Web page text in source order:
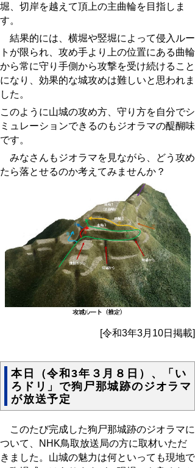
堀、切岸を越えて頂上の主曲輪を目指しま
す。
結果的には、横堀や竪堀によって侵入ルー
トが限られ、攻め手より上の位置にある曲輪
から常に守り手側から攻撃を受け続けること
になり、効果的な城攻めは難しいと思われま
した。
このように山城の攻め方、守り方を自分でシ
ミュレーションできるのもジオラマの醍醐味
です。
みなさんもジオラマを見ながら、どう攻め
たら落とせるのか考えてみませんか？
[令和3年3月10日掲載]
本日（令和3年３月８日）、「い
ろドリ」で狗尸那城跡のジオラマ
が放送予定
このたび完成した狗尸那城跡のジオラマに
ついて、NHK鳥取放送局の方に取材いただ
きました。山城の魅力は何といっても現地で